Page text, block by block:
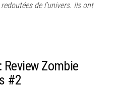
de l’univers. Ils ont
Zombie
#2